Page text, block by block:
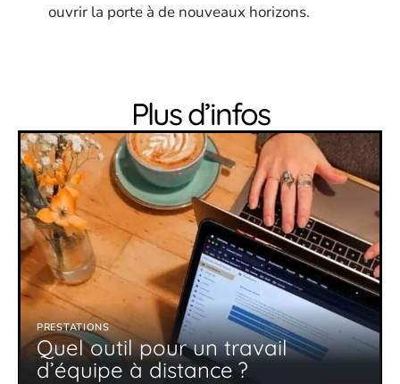
ouvrir la porte à de nouveaux horizons.
Plus d’infos
PRESTATIONS
Quel outil pour un travail
d’équipe à distance ?